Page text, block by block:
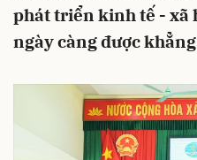
phát triển kinh tế - xã
ngày càng được